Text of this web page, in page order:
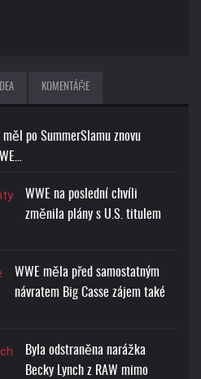
KOMENTÁŘE
měl po SummerSlamu znovu
WWE na poslední chvíli
změnila plány s U.S. titulem
WWE měla před samostatným
návratem Big Casse zájem také
Byla odstraněna narážka
Becky Lynch z RAW mimo